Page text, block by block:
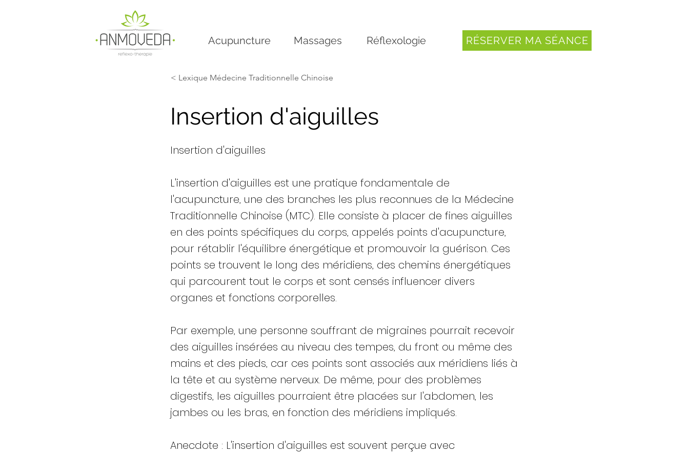
Acupuncture Massages Réflexologie RÉSERVER MA SÉANCE
< Lexique Médecine Traditionnelle Chinoise
Insertion d'aiguilles
Insertion d'aiguilles
L'insertion d'aiguilles est une pratique fondamentale de
l'acupuncture, une des branches les plus reconnues de la Médecine
Traditionnelle Chinoise (MTC). Elle consiste à placer de fines aiguilles
en des points spécifiques du corps, appelés points d'acupuncture,
pour rétablir l'équilibre énergétique et promouvoir la guérison. Ces
points se trouvent le long des méridiens, des chemins énergétiques
qui parcourent tout le corps et sont censés influencer divers
organes et fonctions corporelles.
Par exemple, une personne souffrant de migraines pourrait recevoir
des aiguilles insérées au niveau des tempes, du front ou même des
mains et des pieds, car ces points sont associés aux méridiens liés à
la tête et au système nerveux. De même, pour des problèmes
digestifs, les aiguilles pourraient être placées sur l'abdomen, les
jambes ou les bras, en fonction des méridiens impliqués.
Anecdote : L'insertion d'aiguilles est souvent perçue avec